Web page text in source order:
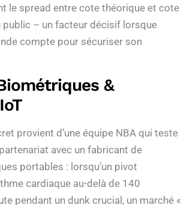
le spread entre cote théorique et cote
public – un facteur décisif lorsque
compte pour sécuriser son
&
provient d’une équipe NBA qui teste
avec un fabricant de
portables : lorsqu’un pivot
cardiaque au-delà de 140
pendant un dunk crucial, un marché «​